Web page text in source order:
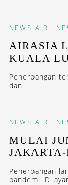
NEWS
AIRASIA
KUALA
Penerbangan
dan...
NEWS
MULAI
JAKARTA-
Penerbangan
pandemi.